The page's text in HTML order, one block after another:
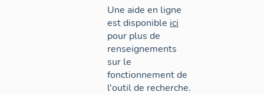
Une aide en ligne
est disponible ici
pour plus de
renseignements
sur le
fonctionnement de
l'outil de recherche.